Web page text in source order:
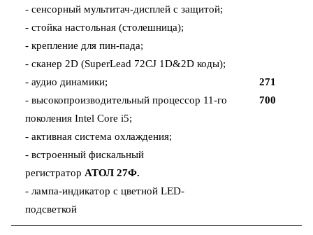
- сенсорный мультитач-дисплей с защитой;
- стойка настольная (столешница);
- крепление для пин-пада;
- сканер 2D (SuperLead 72CJ 1D&2D коды);
- аудио динамики;
- высокопроизводительный процессор 11-го
поколения Intel Core i5;
- активная система охлаждения;
- встроенный фискальный
регистратор АТОЛ 27Ф.
- лампа-индикатор с цветной LED-
подсветкой
271
700